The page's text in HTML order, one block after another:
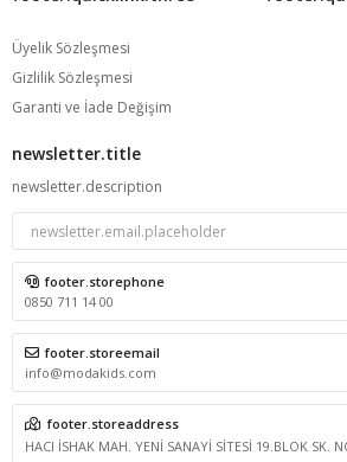
Üyelik Sözleşmesi
Gizlilik Sözleşmesi
Garanti ve İade Değişim
newsletter.title
newsletter.description
footer.storephone
0850 711 14 00
footer.storeemail
info@modakids.com
footer.storeaddress
HACI İSHAK MAH. YENİ SANAYİ SİTESİ 19.BLOK SK.